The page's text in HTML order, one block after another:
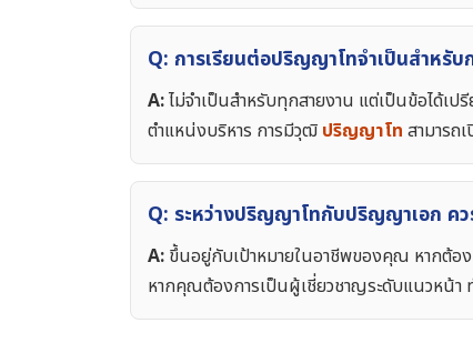
Q: การเรียนต่อปริญญาโทจำเป็นสำหรั
A:ไม่จำเป็นสำหรับทุกสายงาน แต่เป็นข้อได้เป
ตำแหน่งบริหาร การมีวุฒิ ปริญญาโท สามารถ
Q: ระหว่างปริญญาโทกับปริญญาเอก คว
A: ขึ้นอยู่กับเป้าหมายในอาชีพของคุณ หากต้อ
หากคุณต้องการเป็นผู้เชี่ยวชาญระดับแนวหน้า